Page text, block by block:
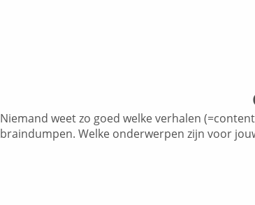
Niemand weet zo goed welke verhalen
braindumpen. Welke onderwerpen zijn voor